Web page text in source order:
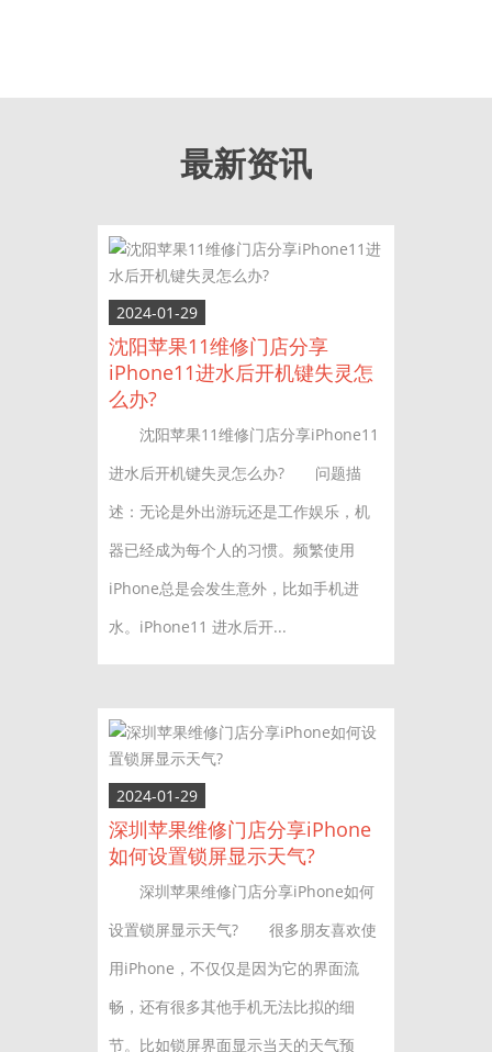
最新资讯
2024-01-29
沈阳苹果11维修门店分享
iPhone11进水后开机键失灵怎
么办?
沈阳苹果11维修门店分享iPhone11
进水后开机键失灵怎么办? 问题描
述：无论是外出游玩还是工作娱乐，机
器已经成为每个人的习惯。频繁使用
iPhone总是会发生意外，比如手机进
水。iPhone11 进水后开...
2024-01-29
深圳苹果维修门店分享iPhone
如何设置锁屏显示天气?
深圳苹果维修门店分享iPhone如何
设置锁屏显示天气? 很多朋友喜欢使
用iPhone，不仅仅是因为它的界面流
畅，还有很多其他手机无法比拟的细
节。比如锁屏界面显示当天的天气预